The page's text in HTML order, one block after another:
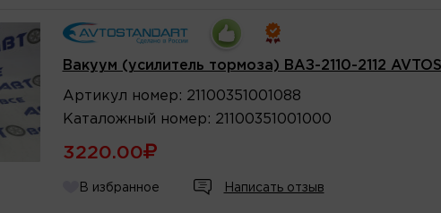
Вакуум (усилитель тормоза) ВАЗ-2110-2112
Артикул номер : 21100351001088
Каталожный номер : 21100351001000
3220.00
В избранное Написать отзыв